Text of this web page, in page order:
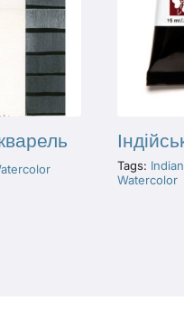
Tags:
Watercolor